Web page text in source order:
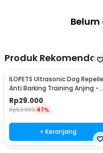
Produk Rekomendasi
ILOPETS Ultrasonic Dog
Anti Barking Training Anjing -
TJ-3008
Rp29.000
Rp53.900 47%
+ Keranjang